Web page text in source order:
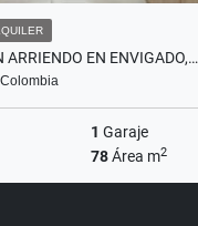
ARRIENDO EN ENVIGADO,…
1 Garaje
78Área m2